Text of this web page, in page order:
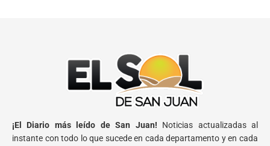
¡El Diario más leído de San Juan! Noticias actualizadas al
instante con todo lo que sucede en cada departamento y en cada